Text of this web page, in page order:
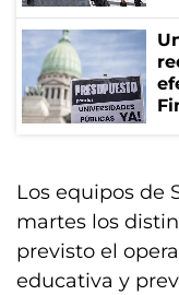
Los equipos de
martes los
previsto el
educativa y